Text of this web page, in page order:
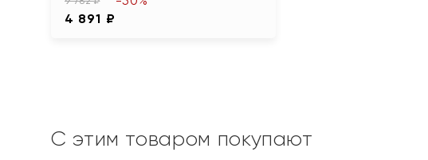
4 891 ₽
С этим товаром покупают